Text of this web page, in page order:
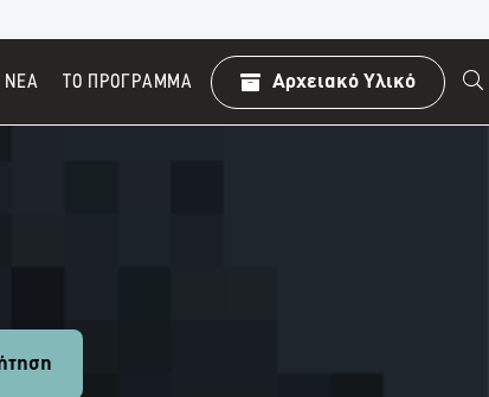
ΝΕΑ TO ΠΡΌΓΡΑΜΜΑ Αρχειακό Υλικό